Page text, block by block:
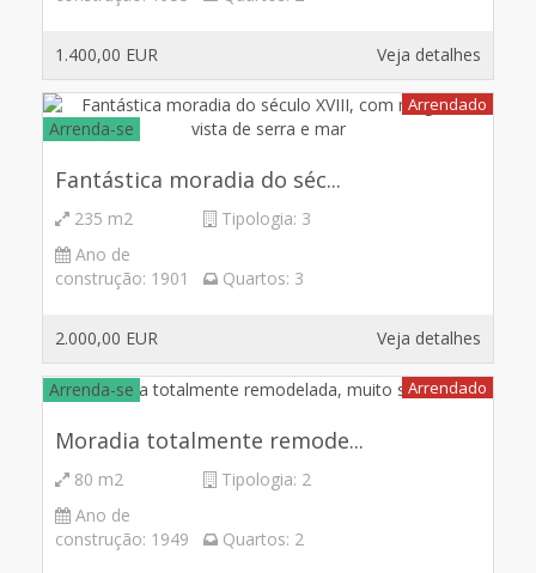
1.400,00 EUR Veja detalhes
Arrendado
Arrenda-se
Fantástica moradia do séc...
235 m2 Tipologia: 3
Ano de
construção: 1901 Quartos: 3
2.000,00 EUR Veja detalhes
Arrendado
Arrenda-se
Moradia totalmente remode...
80 m2 Tipologia: 2
Ano de
construção: 1949 Quartos: 2